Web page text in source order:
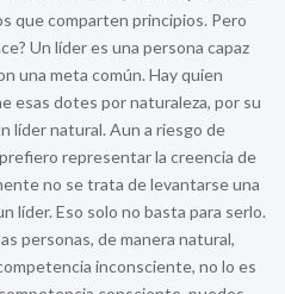
que comparten principios. Pero
Un líder es una persona capaz
una meta común. Hay quien
esas dotes por naturaleza, por su
líder natural. Aun a riesgo de
representar la creencia de
no se trata de levantarse una
líder. Eso solo no basta para serlo.
personas, de manera natural,
inconsciente, no lo es